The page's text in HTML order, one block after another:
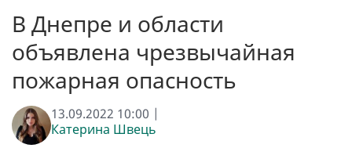
В Днепре и области
объявлена чрезвычайная
пожарная опасность
13.09.2022 10:00 |
Катерина Швець